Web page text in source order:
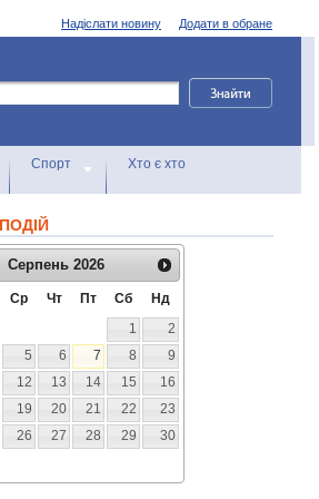
Додати в обране
Надіслати новину
Спорт Хто є хто
Серпень 2026
Ср Чт Пт Сб
Нд
1
2
5 6 7 8
9
12 13 14 15
16
19 20 21 22
23
26 27 28 29
30